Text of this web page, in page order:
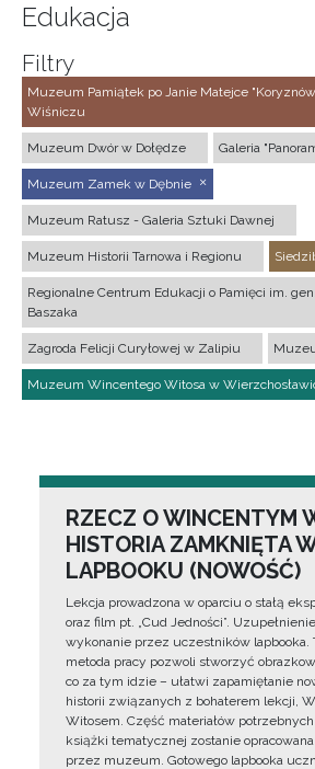
Edukacja
Filtry
Muzeum Pamiątek po Janie Matejce
Wiśniczu
Muzeum Dwór w Dołędze Galeria
Muzeum Zamek w Dębnie
Muzeum Ratusz - Galeria Sztuki Dawnej
Muzeum Historii Tarnowa i Regionu
Regionalne Centrum Edukacji o Pamięci im.
Baszaka
Zagroda Felicji Curyłowej w Zalipiu
Muzeum Wincentego Witosa w
RZECZ O WINCENTYM
HISTORIA ZAMKNIĘTA
LAPBOOKU (NOWOŚĆ)
Lekcja prowadzona w oparciu o stałą
oraz film pt. „Cud Jedności”.
wykonanie przez uczestników lapbooka.
metoda pracy pozwoli stworzyć
co za tym idzie – ułatwi zapamiętanie
historii związanych z bohaterem lekcji,
Witosem. Część materiałów
książki tematycznej zostanie
przez muzeum. Gotowego lapbooka